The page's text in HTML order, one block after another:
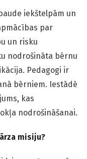
iekštelpām un
par
un risku
nodrošināta bērnu
Pedagogi ir
bērniem. Iestādē
kas
nodrošināšanai.
misiju?